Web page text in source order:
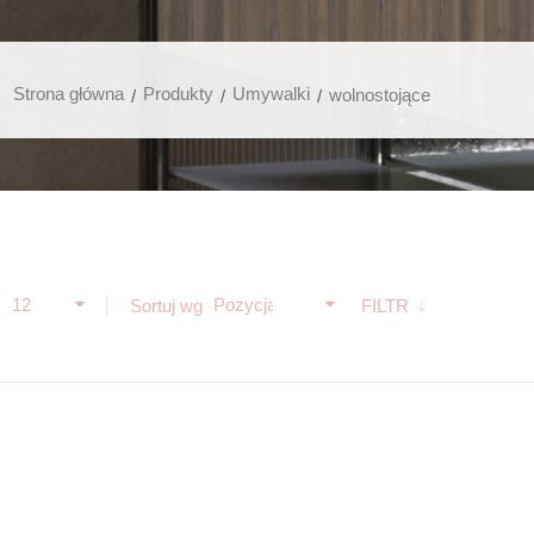
Strona główna Produkty Umywalki wolnostojące
Sortuj wg Pozycja FILTR
12